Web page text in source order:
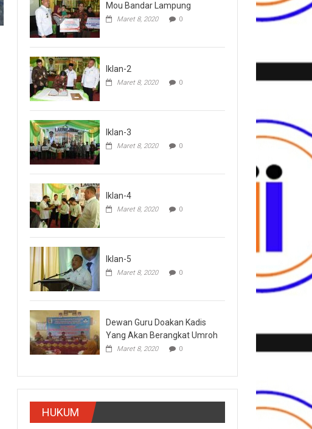
Mou Bandar Lampung
Maret 8, 2020 0
Iklan-2
Maret 8, 2020 0
Iklan-3
Maret 8, 2020 0
Iklan-4
Maret 8, 2020 0
Iklan-5
Maret 8, 2020 0
Dewan Guru Doakan Kadis
Yang Akan Berangkat Umroh
Maret 8, 2020 0
HUKUM